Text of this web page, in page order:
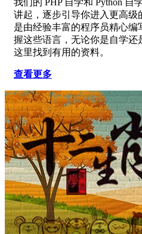
我们的 PHP 自学和 Python 自
讲起，逐步引导你进入更高
是由经验丰富的程序员精心
握这些语言，无论你是自学还
这里找到有用的资料。
查看更多